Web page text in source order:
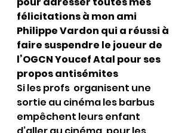
félicitations à mon ami
Philippe Vardon qui a réussi à
faire suspendre le joueur de
l’OGCN Youcef Atal pour ses
propos antisémites
Si les profs  organisent une
sortie au cinéma les barbus
empêchent leurs enfant